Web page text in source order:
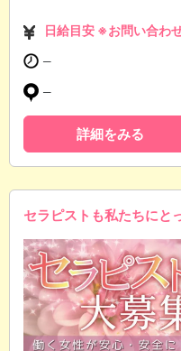
日給目安 ※お問い合わ
─
─
詳細をみる
セラピストも私たちにと